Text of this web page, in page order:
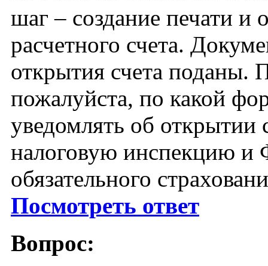
шаг – создание печати и
расчетного счета.
открытия счета поданы.
пожалуйста, по какой
уведомлять об открытии
налоговую инспекцию и
обязательного
Посмотреть ответ
Вопрос: